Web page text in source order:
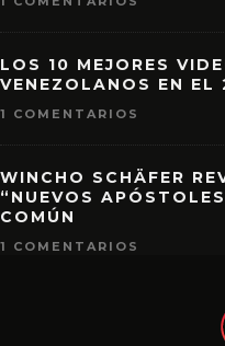
LOS 10 MEJORES
VENEZOLANOS EN EL
1 COMENTARIOS
WINCHO SCHÄFER
“NUEVOS
COMÚN
1 COMENTARIOS